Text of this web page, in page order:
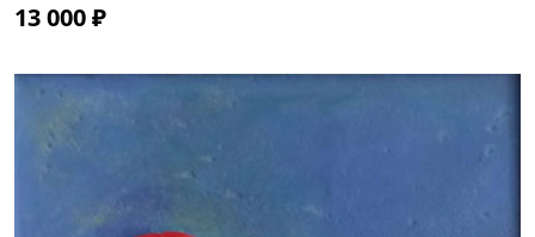
13 000 ₽